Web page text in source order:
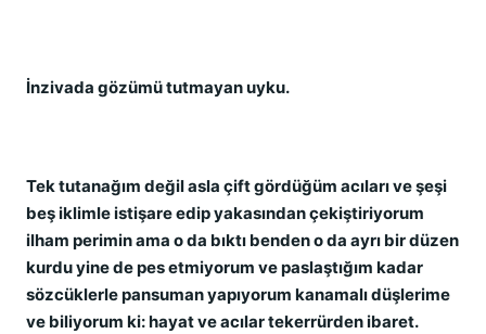
İnzivada gözümü tutmayan uyku.
Tek tutanağım değil asla çift gördüğüm acıları ve şeşi
beş iklimle istişare edip yakasından çekiştiriyorum
ilham perimin ama o da bıktı benden o da ayrı bir düzen
kurdu yine de pes etmiyorum ve paslaştığım kadar
sözcüklerle pansuman yapıyorum kanamalı düşlerime
ve biliyorum ki: hayat ve acılar tekerrürden ibaret.